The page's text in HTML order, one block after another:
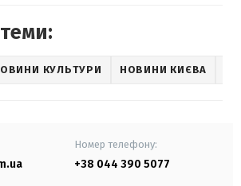
КУЛЬТУРИ НОВИНИ КИЄВА
Номер телефону:
+38 044 390 5077